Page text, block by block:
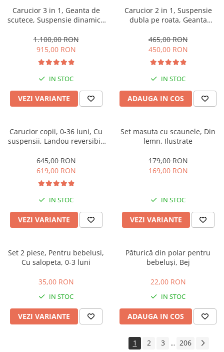
Carucior 3 in 1, Geanta de
scutece, Suspensie dinamica
aluminiu
1.100,00 RON
915,00 RON
IN STOC
VEZI VARIANTE
Carucior 2 in 1, Suspensie
dubla pe roata, Geanta
Belecoo, turcoaz
465,00 RON
450,00 RON
IN STOC
ADAUGA IN COS
Carucior copii, 0-36 luni, Cu
suspensii, Landou reversibil,
Roata cauciuc
645,00 RON
619,00 RON
IN STOC
VEZI VARIANTE
Set masuta cu scaunele, Din
lemn, Ilustrate
179,00 RON
169,00 RON
IN STOC
VEZI VARIANTE
Set 2 piese, Pentru bebelusi,
Cu salopeta, 0-3 luni
35,00 RON
IN STOC
VEZI VARIANTE
Păturică din polar pentru
bebeluși, Bej
22,00 RON
IN STOC
ADAUGA IN COS
1 2 3 ... 206